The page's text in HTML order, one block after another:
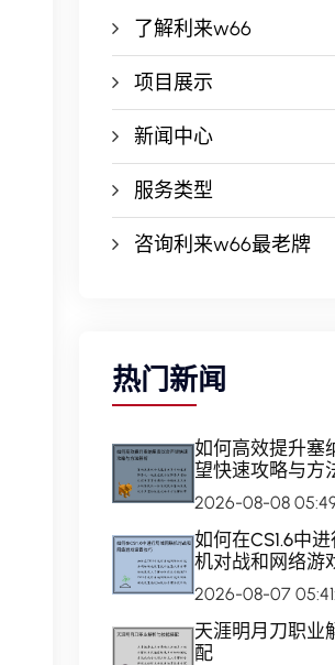
了解利来w66
项目展示
新闻中心
服务类型
咨询利来w66最老牌
热门新闻
如何高效提升塞
望快速攻略与方
2026-08-08
如何在CS1.6中
机对战和网络游
2026-08-07
天涯明月刀职业
配